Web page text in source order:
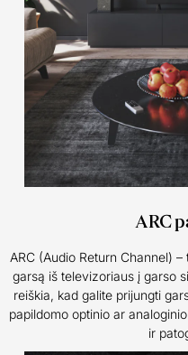
ARC
ARC (Audio Return Channel)
garsą iš televizoriaus į garso
reiškia, kad galite prijungti
papildomo optinio ar
ir